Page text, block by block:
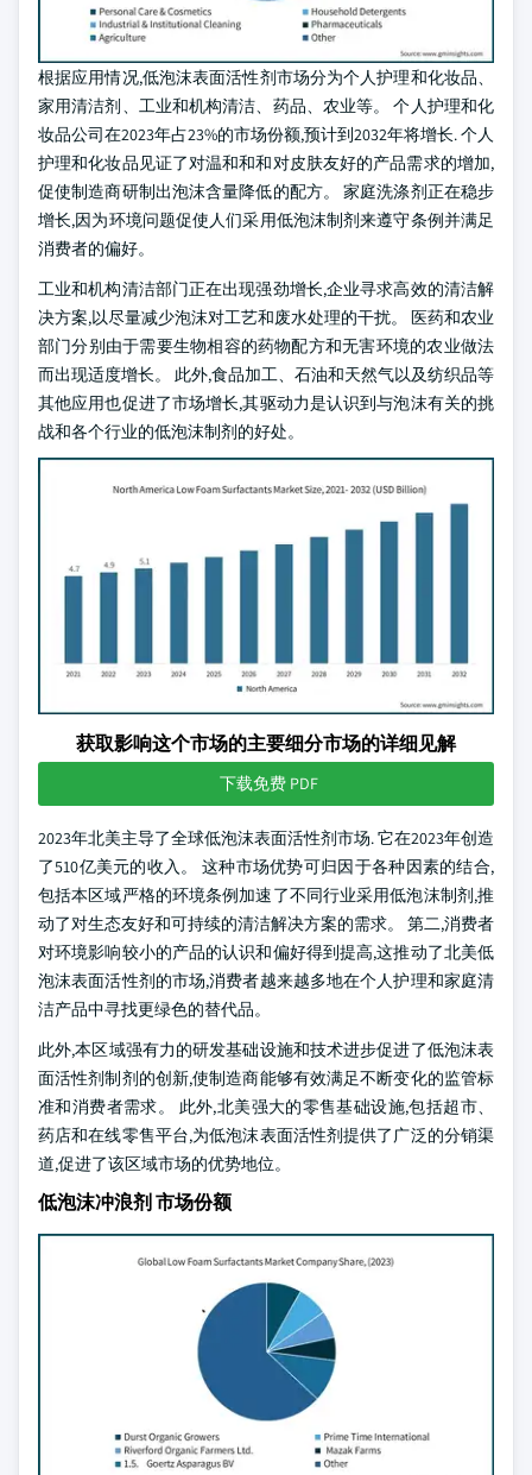
根据应用情况,低泡沫表面活性剂市场分为个人护理和化妆品、
家用清洁剂、工业和机构清洁、药品、农业等。 个人护理和化
妆品公司在2023年占23%的市场份额,预计到2032年将增长. 个人
护理和化妆品见证了对温和和和对皮肤友好的产品需求的增加,
促使制造商研制出泡沫含量降低的配方。 家庭洗涤剂正在稳步
增长,因为环境问题促使人们采用低泡沫制剂来遵守条例并满足
消费者的偏好。
工业和机构清洁部门正在出现强劲增长,企业寻求高效的清洁解
决方案,以尽量减少泡沫对工艺和废水处理的干扰。 医药和农业
部门分别由于需要生物相容的药物配方和无害环境的农业做法
而出现适度增长。 此外,食品加工、石油和天然气以及纺织品等
其他应用也促进了市场增长,其驱动力是认识到与泡沫有关的挑
战和各个行业的低泡沫制剂的好处。
获取影响这个市场的主要细分市场的详细见解
下载免费 PDF
2023年北美主导了全球低泡沫表面活性剂市场. 它在2023年创造
了510亿美元的收入。 这种市场优势可归因于各种因素的结合,
包括本区域严格的环境条例加速了不同行业采用低泡沫制剂,推
动了对生态友好和可持续的清洁解决方案的需求。 第二,消费者
对环境影响较小的产品的认识和偏好得到提高,这推动了北美低
泡沫表面活性剂的市场,消费者越来越多地在个人护理和家庭清
洁产品中寻找更绿色的替代品。
此外,本区域强有力的研发基础设施和技术进步促进了低泡沫表
面活性剂制剂的创新,使制造商能够有效满足不断变化的监管标
准和消费者需求。 此外,北美强大的零售基础设施,包括超市、
药店和在线零售平台,为低泡沫表面活性剂提供了广泛的分销渠
道,促进了该区域市场的优势地位。
低泡沫冲浪剂 市场份额